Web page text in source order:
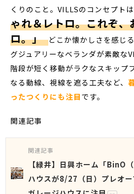
くりのこと。VILLSのコンセプト
ゃれ＆レトロ。これぞ、
ロ。」 どこか懐かしさを感じ
グジュアリーなベランダが素敵な
階段が短く移動がラクなスキップ
なる動線、視線を遮る工夫など、
ったつくりにも注目です。
関連記事
関連記事
【緑井】日興ホーム「BinO
ハウスが8/27（日）プレオ